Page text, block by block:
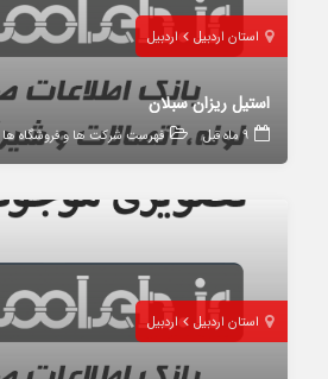
استان اردبیل اردبیل
استیل ریزان سبلان
9 ماه قبل فهرست شرکت ها و فروشگاه ها
استان اردبیل اردبیل